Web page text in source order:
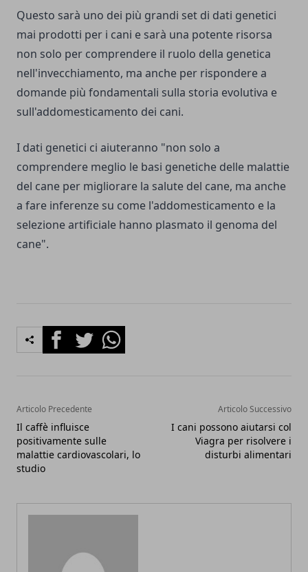
Questo sarà uno dei più grandi set di dati genetici
mai prodotti per i cani e sarà una potente risorsa
non solo per comprendere il ruolo della genetica
nell'invecchiamento, ma anche per rispondere a
domande più fondamentali sulla storia evolutiva e
sull'addomesticamento dei cani.
I dati genetici ci aiuteranno "non solo a
comprendere meglio le basi genetiche delle malattie
del cane per migliorare la salute del cane, ma anche
a fare inferenze su come l'addomesticamento e la
selezione artificiale hanno plasmato il genoma del
cane".
FacebookTwitterWhatsapp
Articolo Precedente
Il caffè influisce
positivamente sulle
malattie cardiovascolari, lo
studio
Articolo Successivo
I cani possono aiutarsi col
Viagra per risolvere i
disturbi alimentari